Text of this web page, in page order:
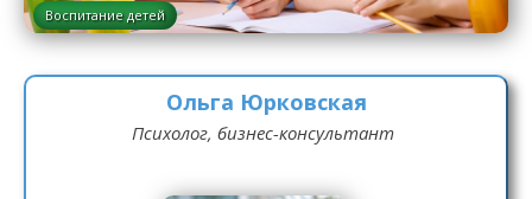
Воспитание детей
Ольга Юрковская
Психолог, бизнес-консультант